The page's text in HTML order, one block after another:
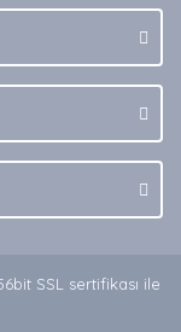
SSL sertifikası ile